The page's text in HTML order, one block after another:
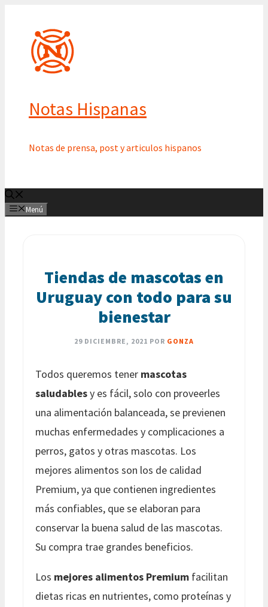
contenido
Notas Hispanas
Notas de prensa, post y articulos hispanos
Menú
Tiendas de mascotas en
Uruguay con todo para su
bienestar
29 DICIEMBRE, 2021 POR GONZA
Todos queremos tener mascotas
saludablesy es fácil, solo con proveerles
una alimentación balanceada, se previenen
muchas enfermedades y complicaciones a
perros, gatos y otras mascotas. Los
mejores alimentos son los de calidad
Premium, ya que contienen ingredientes
más confiables, que se elaboran para
conservar la buena salud de las mascotas.
Su compra trae grandes beneficios.
Los mejores alimentos Premium facilitan
dietas ricas en nutrientes, como proteínas y